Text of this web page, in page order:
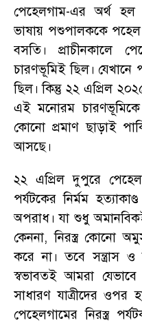
পেহেলগাম-এর অর্থ
ভাষায় পশুপালককে
বসতি।
প্রাচীনকালে
চারণভূমিই ছিল। যেখানে
ছিল। কিন্তু ২২ এপ্রিল
এই মনোরম চারণভূমিকে
কোনো প্রমাণ ছাড়াই
আসছে।
২২ এপ্রিল দুপুরে
পর্যটকের নির্মম
অপরাধ। যা শুধু
কেননা,নিরস্ত্র কোনো
করে না। তবে সন্ত্রাস
স্বভাবতই আমরা যেভাবে
সাধারণ যাত্রীদের ওপর
পেহেলগামের নিরস্ত্র